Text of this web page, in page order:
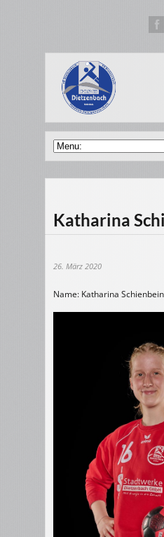
Katharina
26. März 2020
Name: Katharina Schienbein